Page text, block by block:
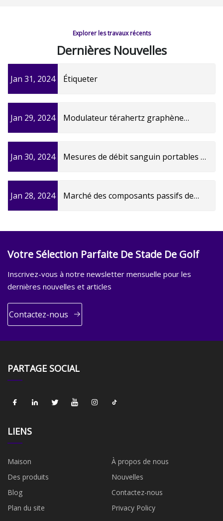
Explorer les travaux récents
Dernières Nouvelles
Jan 31, 2024 Étiqueter
Jan 29, 2024
Modulateur térahertz graphène
réglable
Jan 30, 2024
Mesures de débit sanguin portables à
à longue longueur d'onde (LW
Jan 28, 2024
Marché des composants passifs de
Telecom Ltd
Votre Sélection Parfaite De Stade De Golf
Inscrivez-vous à notre newsletter mensuelle pour les
dernières nouvelles et articles
Contactez-nous
PARTAGE SOCIAL
LIENS
Maison
À propos de nous
Des produits
Nouvelles
Blog
Contactez-nous
Plan du site
Privacy Policy